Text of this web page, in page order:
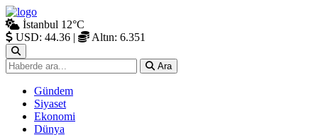
İstanbul 12°C
USD: 44.36 | Altın: 6.351
Ara
Gündem
Siyaset
Ekonomi
Dünya